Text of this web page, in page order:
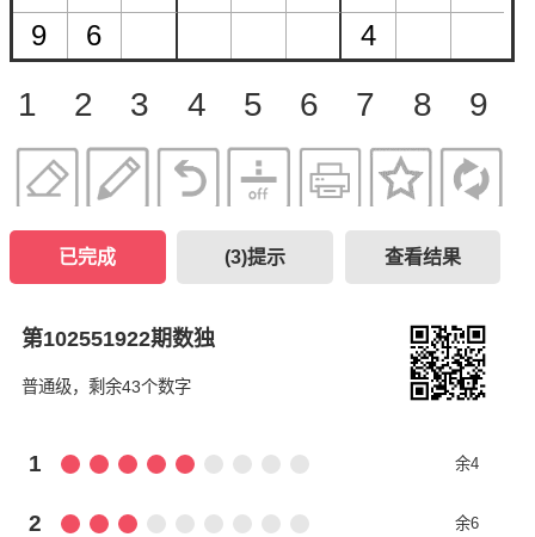
1 2 3 4 5 6 7 8 9
已完成 (3)提示 查看结果
第102551922期数独
普通级，剩余43个数字
1 余4
2 余6